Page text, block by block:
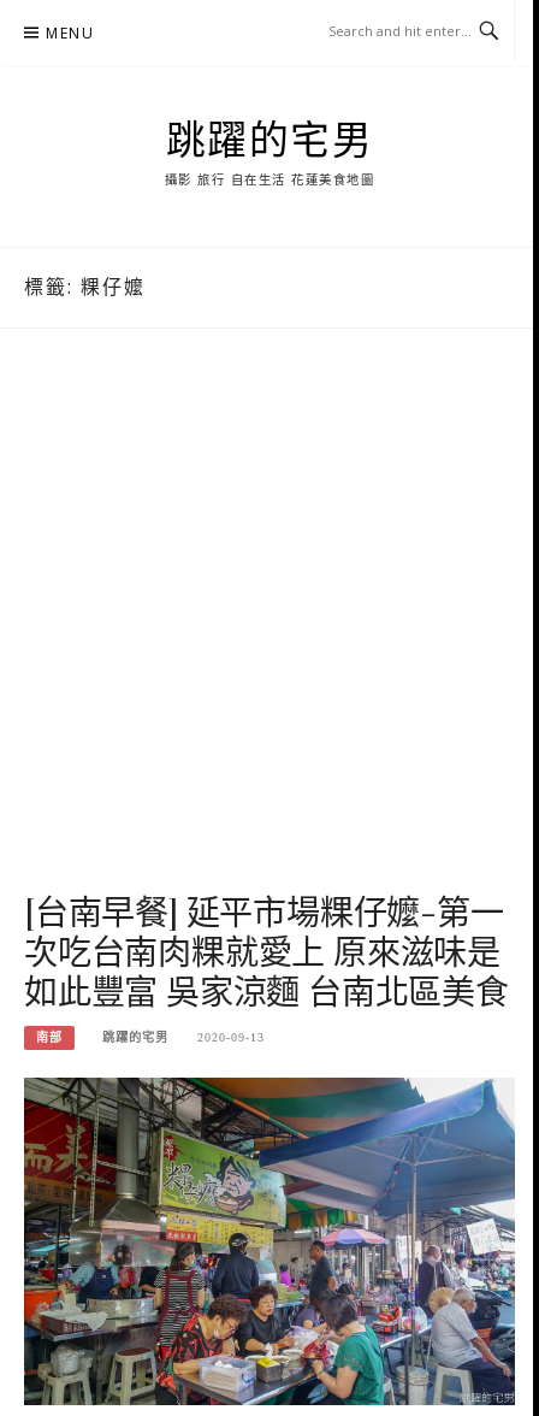
MENU
跳躍的宅男
攝影 旅行 自在生活 花蓮美食地圖
標籤: 粿仔嬤
[台南早餐] 延平市場粿仔嬤-第一
次吃台南肉粿就愛上 原來滋味是
如此豐富 吳家涼麵 台南北區美食
南部 跳躍的宅男 2020-09-13